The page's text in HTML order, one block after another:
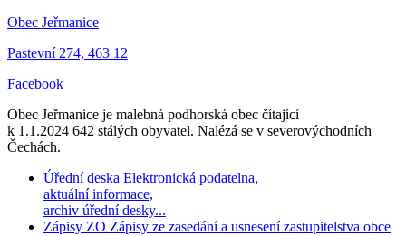
Obec Jeřmanice
Pastevní 274, 463 12
Facebook
Obec Jeřmanice je malebná podhorská obec čítající
k 1.1.2024 642 stálých obyvatel. Nalézá se v severovýchodních
Čechách.
Úřední deska Elektronická podatelna,
aktuální informace,
archiv úřední desky...
Zápisy ZO Zápisy ze zasedání a usnesení zastupitelstva obce